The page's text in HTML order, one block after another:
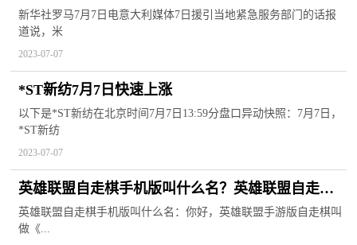
新华社罗马7月7日电意大利媒体7日援引当地紧急服务部门的话报
道说，米
2023-07-07
*ST新纺7月7日快速上涨
以下是*ST新纺在北京时间7月7日13:59分盘口异动快照：7月7日，
*ST新纺
2023-07-07
英雄联盟自走棋手机版叫什么名？英雄联盟自走棋
最新阵容推荐
英雄联盟自走棋手机版叫什么名：你好，英雄联盟手游版自走棋叫
做《...